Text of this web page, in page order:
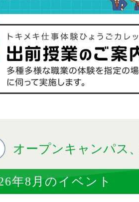
オープンキャンパス、
年8月のイベント